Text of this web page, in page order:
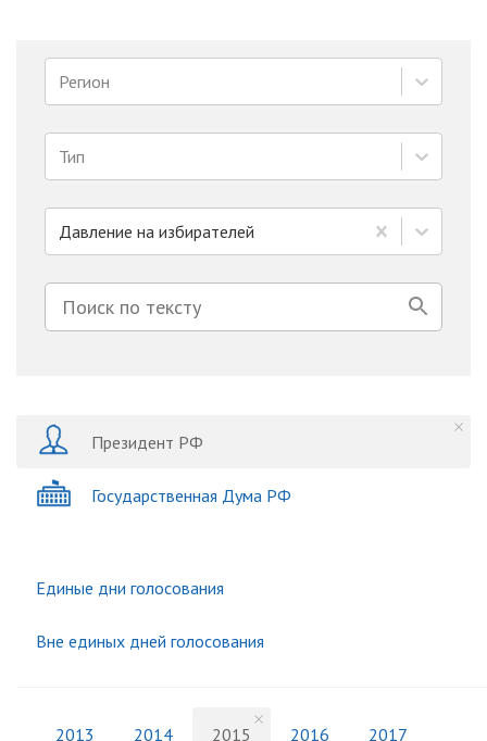
Регион
Тип
Давление на избирателей
Президент РФ
Государственная Дума РФ
Единые дни голосования
Вне единых дней голосования
2013 2014 2015 2016 2017